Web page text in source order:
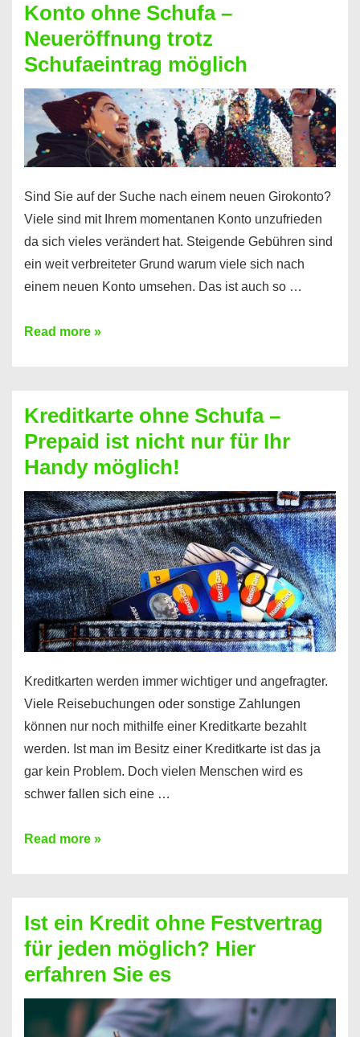
Sie
einen
Kredit
ohne
Einkommensnachweis
Konto ohne Schufa –
Neueröffnung trotz
Schufaeintrag möglich
Sind Sie auf der Suche nach einem neuen Girokonto?
Viele sind mit Ihrem momentanen Konto unzufrieden
da sich vieles verändert hat. Steigende Gebühren sind
ein weit verbreiteter Grund warum viele sich nach
einem neuen Konto umsehen. Das ist auch so …
Konto
Neueröffnung
trotz
Schufaeintrag
möglich
Read more »
Kreditkarte ohne Schufa –
Prepaid ist nicht nur für Ihr
Handy möglich!
Kreditkarten werden immer wichtiger und angefragter.
Viele Reisebuchungen oder sonstige Zahlungen
können nur noch mithilfe einer Kreditkarte bezahlt
werden. Ist man im Besitz einer Kreditkarte ist das ja
gar kein Problem. Doch vielen Menschen wird es
schwer fallen sich eine …
Kreditkarte
Prepaid
ist
nicht
nur
für
Read more »
Ist ein Kredit ohne Festvertrag
für jeden möglich? Hier
erfahren Sie es